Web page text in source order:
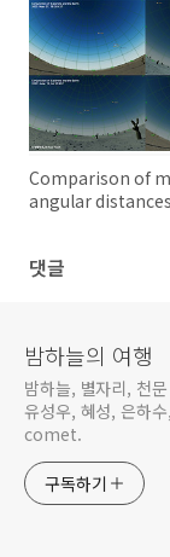
Comparison of
angular
댓글
밤하늘의 여행
밤하늘, 별자리, 천
유성우, 혜성, 은하
comet.
구독하기